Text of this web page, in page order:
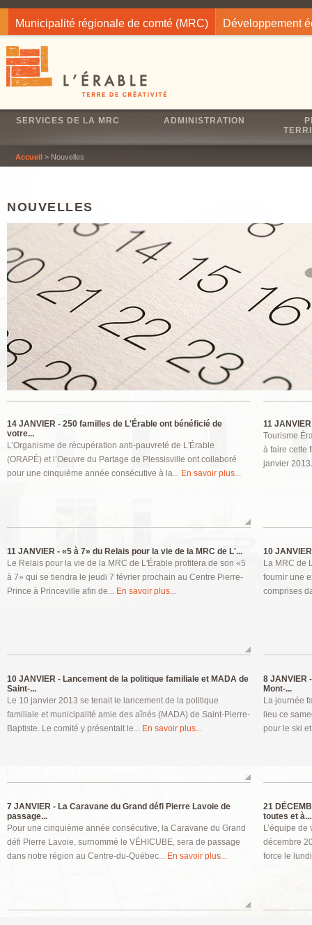
Municipalité régionale de comté (MRC) Développement
SERVICES DE LA MRC ADMINISTRATION
Accueil > Nouvelles
NOUVELLES
14 JANVIER - 250 familles de L'Érable ont bénéficié de
votre...
L’Organisme de récupération anti-pauvreté de L'Érable
(ORAPÉ) et l’Oeuvre du Partage de Plessisville ont collaboré
pour une cinquième année consécutive à la... En savoir plus...
11
Tourisme
à faire cette
janvier
11 JANVIER - «5 à 7» du Relais pour la vie de la MRC de L'...
Le Relais pour la vie de la MRC de L'Érable profitera de son «5
à 7» qui se tiendra le jeudi 7 février prochain au Centre Pierre-
Prince à Princeville afin de... En savoir plus...
10
La MRC de
fournir une
comprises
10 JANVIER - Lancement de la politique familiale et MADA de
Saint-...
Le 10 janvier 2013 se tenait le lancement de la politique
familiale et municipalité amie des aînés (MADA) de Saint-Pierre-
Baptiste. Le comité y présentait le... En savoir plus...
8 JANVIER -
Mont-...
La journée
lieu ce
pour le ski
7 JANVIER - La Caravane du Grand défi Pierre Lavoie de
passage...
Pour une cinquième année consécutive, la Caravane du Grand
défi Pierre Lavoie, surnommé le VÉHICUBE, sera de passage
dans notre région au Centre-du-Québec... En savoir plus...
21
toutes et à...
L’équipe
décembre
force le
Pages